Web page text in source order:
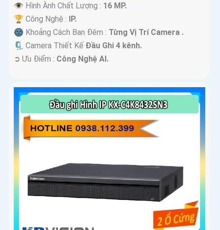
👁 Hình Ành Chất Lượng : 16 MP.
🏆 Công Nghệ : IP.
🌚 Khoảng Cách Ban Đêm : Từng Vị Trí Camera .
🗜️ Camera Thiết Kế Đầu Ghi 4 kênh.
️➲ Ưu Điểm : Công Nghệ AI.